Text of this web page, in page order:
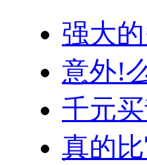
强大
意外!
千元
真的